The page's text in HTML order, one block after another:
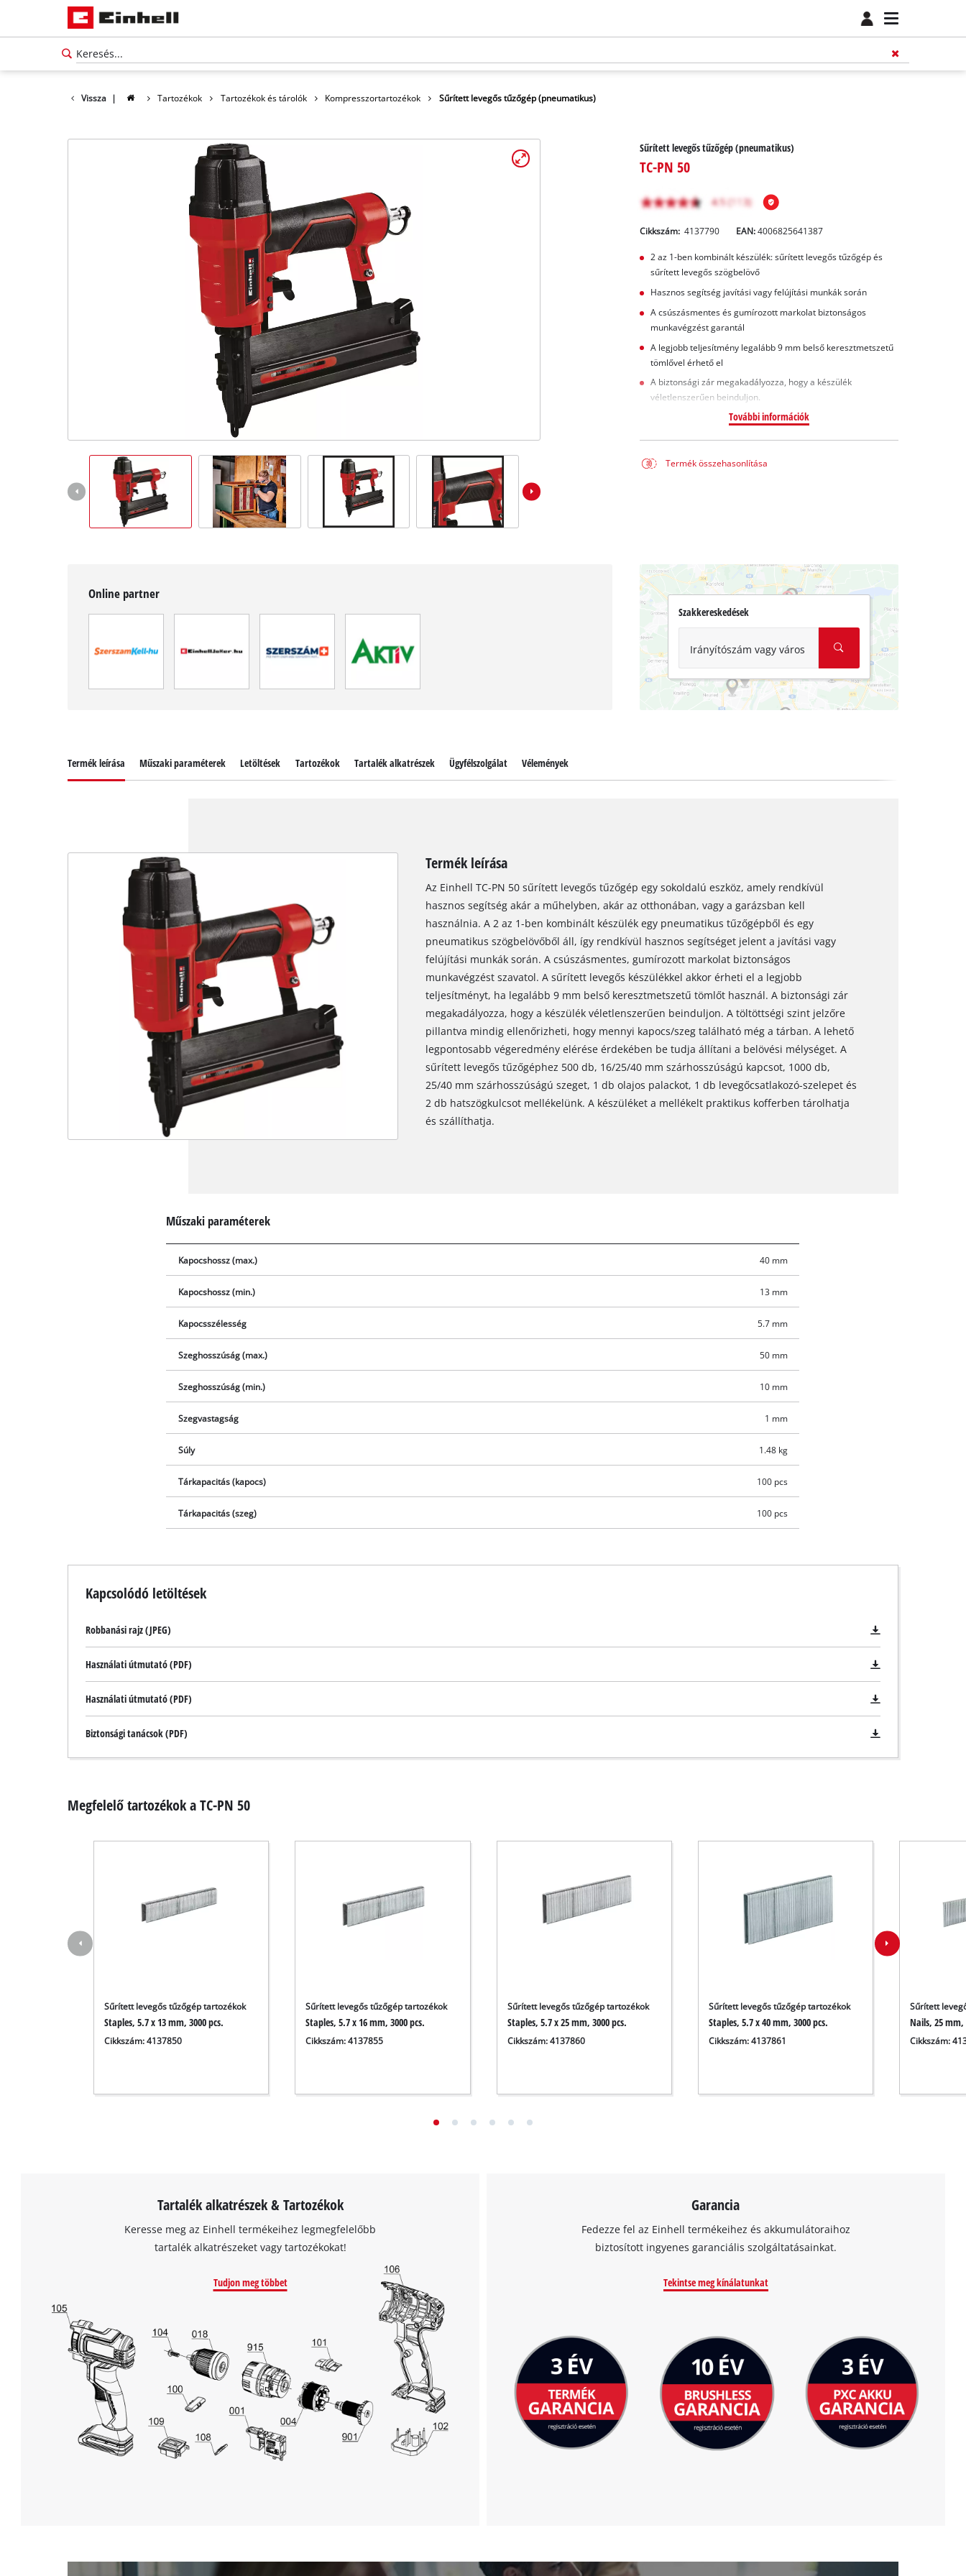
Vissza | Tartozékok Tartozékok és tárolók Kompresszortartozékok Sűrített levegős tűzőgép (pneumatikus)
Sűrített levegős tűzőgép (pneumatikus)
TC-PN 50
Cikkszám: 4137790 EAN:4006825641387
2 az 1-ben kombinált készülék: sűrített levegős tűzőgép és
sűrített levegős szögbelövő
Hasznos segítség javítási vagy felújítási munkák során
A csúszásmentes és gumírozott markolat biztonságos
munkavégzést garantál
A legjobb teljesítmény legalább 9 mm belső keresztmetszetű
tömlővel érhető el
A biztonsági zár megakadályozza, hogy a készülék
véletlenszerűen beinduljon.
További információk
Termék összehasonlítása
Online partner
Szakkereskedések
Irányítószám vagy város
to the list of technologies used.
Management Platform
Termék leírása Műszaki paraméterek Letöltések Tartozékok Tartalék alkatrészek Ügyfélszolgálat Vélemények
Termék leírása
Az Einhell TC-PN 50 sűrített levegős tűzőgép egy sokoldalú eszköz, amely rendkívül
hasznos segítség akár a műhelyben, akár az otthonában, vagy a garázsban kell
használnia. A 2 az 1-ben kombinált készülék egy pneumatikus tűzőgépből és egy
pneumatikus szögbelövőből áll, így rendkívül hasznos segítséget jelent a javítási vagy
felújítási munkák során. A csúszásmentes, gumírozott markolat biztonságos
munkavégzést szavatol. A sűrített levegős készülékkel akkor érheti el a legjobb
teljesítményt, ha legalább 9 mm belső keresztmetszetű tömlőt használ. A biztonsági zár
megakadályozza, hogy a készülék véletlenszerűen beinduljon. A töltöttségi szint jelzőre
pillantva mindig ellenőrizheti, hogy mennyi kapocs/szeg található még a tárban. A lehető
legpontosabb végeredmény elérése érdekében be tudja állítani a belövési mélységet. A
sűrített levegős tűzőgéphez 500 db, 16/25/40 mm szárhosszúságú kapcsot, 1000 db,
25/40 mm szárhosszúságú szeget, 1 db olajos palackot, 1 db levegőcsatlakozó-szelepet és
2 db hatszögkulcsot mellékelünk. A készüléket a mellékelt praktikus kofferben tárolhatja
és szállíthatja.
Műszaki paraméterek
Kapocshossz (max.) 40 mm
Kapocshossz (min.) 13 mm
Kapocsszélesség 5.7 mm
Szeghosszúság (max.) 50 mm
Szeghosszúság (min.) 10 mm
Szegvastagság 1 mm
Súly 1.48 kg
Tárkapacitás (kapocs) 100 pcs
Tárkapacitás (szeg) 100 pcs
Kapcsolódó letöltések
Robbanási rajz (JPEG)
Használati útmutató (PDF)
Használati útmutató (PDF)
Biztonsági tanácsok (PDF)
Megfelelő tartozékok a TC-PN 50
Sűrített levegős tűzőgép tartozékok
Staples, 5.7 x 13 mm, 3000 pcs.
Cikkszám: 4137850
Sűrített levegős tűzőgép tartozékok
Staples, 5.7 x 16 mm, 3000 pcs.
Cikkszám: 4137855
Sűrített levegős tűzőgép tartozékok
Staples, 5.7 x 25 mm, 3000 pcs.
Cikkszám: 4137860
Sűrített levegős tűzőgép tartozékok
Staples, 5.7 x 40 mm, 3000 pcs.
Cikkszám: 4137861
Sűrített
Nails, 25 mm,
Cikkszám:
Tartalék alkatrészek & Tartozékok
Keresse meg az Einhell termékeihez legmegfelelőbb
tartalék alkatrészeket vagy tartozékokat!
Tudjon meg többet
Garancia
Fedezze fel az Einhell termékeihez és akkumulátoraihoz
biztosított ingyenes garanciális szolgáltatásainkat.
Tekintse meg kínálatunkat